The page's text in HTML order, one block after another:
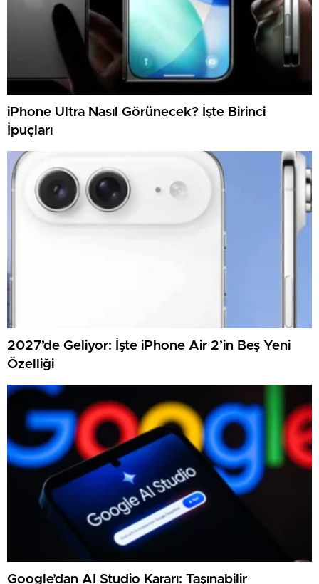
iPhone Ultra Nasıl Görünecek? İşte Birinci
İpuçları
2027’de Geliyor: İşte iPhone Air 2’in Beş Yeni
Özelliği
Google’dan AI Studio Kararı: Taşınabilir